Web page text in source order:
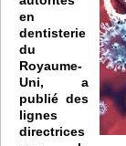
en
dentisterie
du
Royaume-
Uni, a
publié des
lignes
directrices